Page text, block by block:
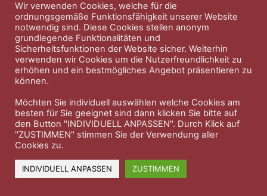
Impressum Nutzungsbedingungen
Datenschutzerklärung Therapeutenkatalog Über uns
Wir verwenden Cookies, welche für die
ordnungsgemäße Funktionsfähigkeit unserer Website
notwendig sind. Diese Cookies stellen anonym
grundlegende Funktionalitäten und
Sicherheitsfunktionen der Website sicher. Weiterhin
verwenden wir Cookies um die Nutzerfreundlichkeit zu
erhöhen und ein bestmögliches Angebot präsentieren zu
können.
Möchten Sie individuell auswählen welche Cookies am
besten für Sie geeignet sind dann klicken Sie bitte auf
den Button "INDIVIDUELL ANPASSEN". Durch Klick auf
"ZUSTIMMEN" stimmen Sie der Verwendung aller
Cookies zu.
INDIVIDUELL ANPASSEN ZUSTIMMEN